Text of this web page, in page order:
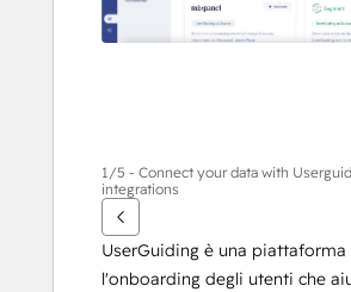
1/5 - Connect your data with
integrations
UserGuiding è una piattaforma
l'onboarding degli utenti che